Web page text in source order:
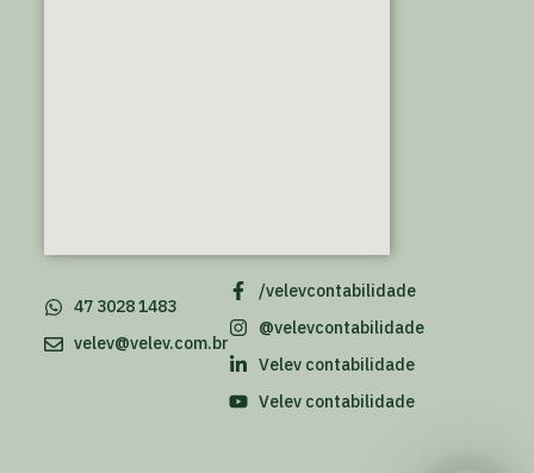
/velevcontabilidade
@velevcontabilidade
Velev contabilidade
Velev contabilidade
47 3028 1483
velev@velev.com.br